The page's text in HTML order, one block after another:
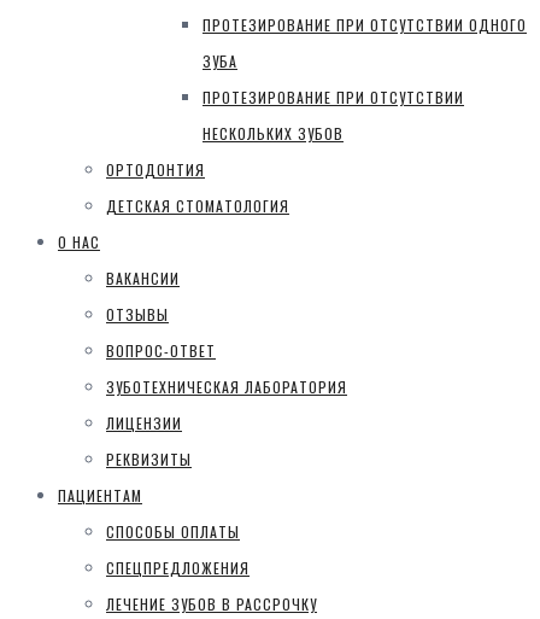
ПРОТЕЗИРОВАНИЕ ПРИ ОТСУТСТВИИ ОДНОГО
ЗУБА
ПРОТЕЗИРОВАНИЕ ПРИ ОТСУТСТВИИ
НЕСКОЛЬКИХ ЗУБОВ
ОРТОДОНТИЯ
ДЕТСКАЯ СТОМАТОЛОГИЯ
О НАС
ВАКАНСИИ
ОТЗЫВЫ
ВОПРОС-ОТВЕТ
ЗУБОТЕХНИЧЕСКАЯ ЛАБОРАТОРИЯ
ЛИЦЕНЗИИ
РЕКВИЗИТЫ
ПАЦИЕНТАМ
СПОСОБЫ ОПЛАТЫ
СПЕЦПРЕДЛОЖЕНИЯ
ЛЕЧЕНИЕ ЗУБОВ В РАССРОЧКУ